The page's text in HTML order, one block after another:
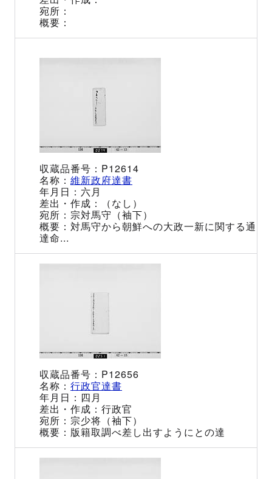
P12614
維新政府達書
六月
（なし）
宗対馬守（袖下）
対馬守から朝鮮への大政一新に関する通
達命...
P12656
行政官達書
四月
行政官
宗少将（袖下）
版籍取調べ差し出すようにとの達